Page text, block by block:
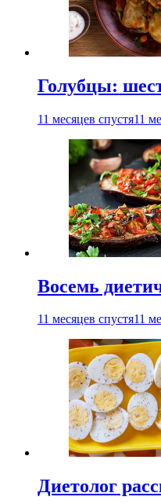
Голубцы:
11 месяцев спустя11
Восемь
11 месяцев спустя11
Диетолог